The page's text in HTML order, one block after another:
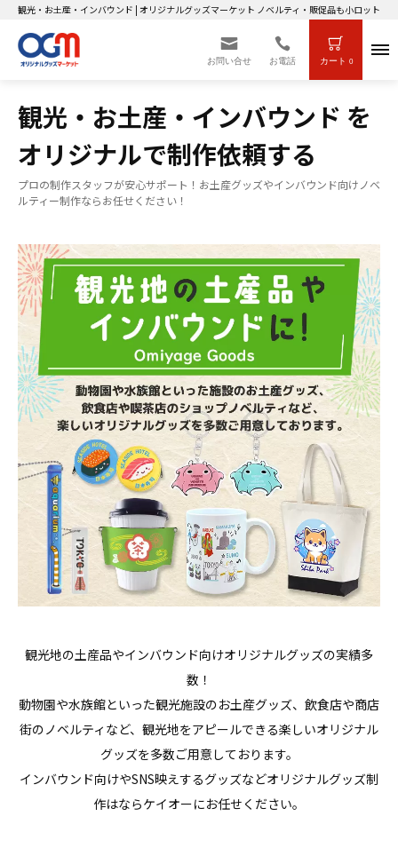
観光・お土産・インバウンド | オリジナルグッズマーケット ノベルティ・販促品も小ロット～
お問い合せ お電話 カート 0
観光・お土産・インバウンド を
オリジナルで制作依頼する
プロの制作スタッフが安心サポート！お土産グッズやインバウンド向けノベ
ルティー制作ならお任せください！
観光地の土産品やインバウンド向けオリジナルグッズの実績多
数！
動物園や水族館といった観光施設のお土産グッズ、飲食店や商店
街のノベルティなど、観光地をアピールできる楽しいオリジナル
グッズを多数ご用意しております。
インバウンド向けやSNS映えするグッズなどオリジナルグッズ制
作はならケイオーにお任せください。